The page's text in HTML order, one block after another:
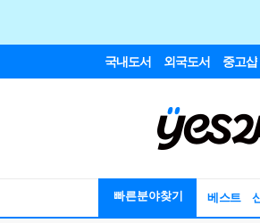
국내도서 외국도서 중고샵
빠른분야찾기 베스트